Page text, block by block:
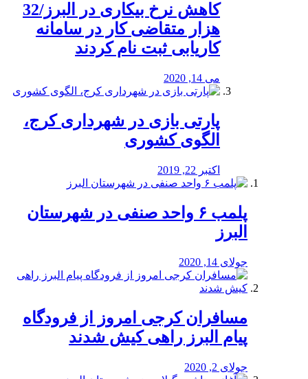
کاهش نرخ بیکاری در البرز/32
هزار متقاضی کار در سامانه
کاریابی ثبت نام کردند
می 14, 2020
پارتی بازی در شهرداری کرج،
الگوی کشوری
اکتبر 22, 2019
پلمب ۶ واحد صنفی در شهرستان
البرز
جولای 14, 2020
مسافران کرجی امروز از فرودگاه
پیام البرز راهی کیش شدند
جولای 2, 2020